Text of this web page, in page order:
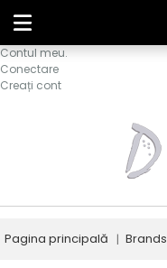
Contul meu.
Conectare
Creați cont
Pagina principală Brands